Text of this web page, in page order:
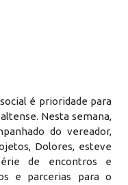
é prioridade para
Nesta semana,
do vereador,
Dolores, esteve
de encontros e
e parcerias para o